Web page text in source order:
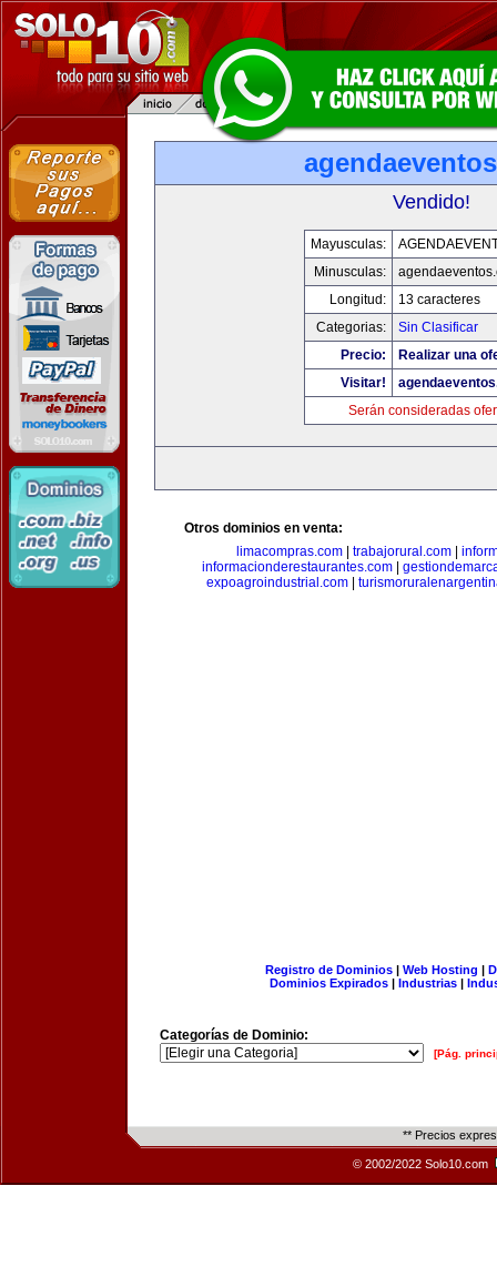
Vendido!
Mayusculas:
Minusculas:
Longitud:
13 caracteres
Categorias:
Sin Clasificar
Precio:
Realizar una
Visitar!
Serán consideradas
Otros dominios en venta:
limacompras.com| trabajorural.com|
informacionderestaurantes.com|
expoagroindustrial.com|
Registro de Dominios| Web Hosting |
Dominios Expirados | Industrias |
Categorías de Dominio:
[Pág.
** Precios
© 2002/2022 Solo10.com